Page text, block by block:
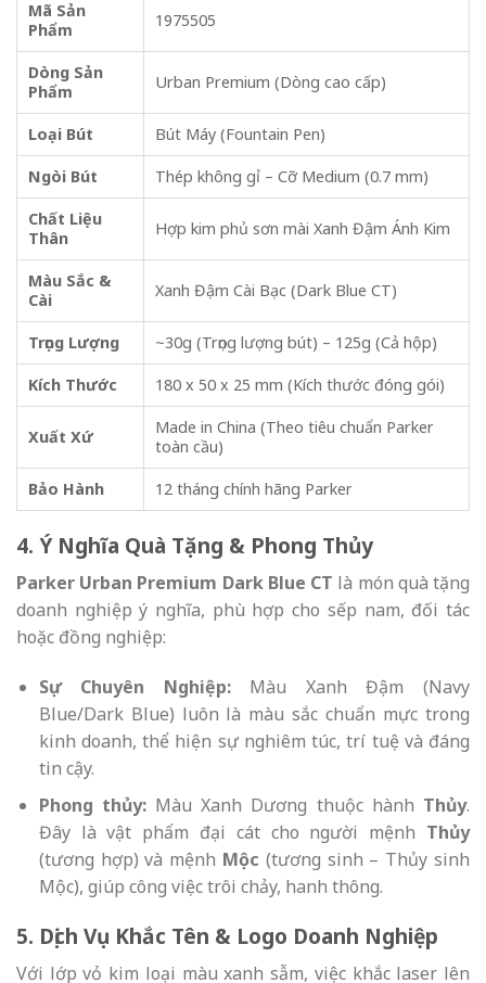
Mã Sản
Phẩm
1975505
Dòng Sản
Phẩm
Urban Premium (Dòng cao cấp)
Loại Bút Bút Máy (Fountain Pen)
Ngòi Bút Thép không gỉ – Cỡ Medium (0.7 mm)
Chất Liệu
Thân
Hợp kim phủ sơn mài Xanh Đậm Ánh Kim
Màu Sắc &
Cài
Xanh Đậm Cài Bạc (Dark Blue CT)
Trọng Lượng ~30g (Trọng lượng bút) – 125g (Cả hộp)
Kích Thước 180 x 50 x 25 mm (Kích thước đóng gói)
Xuất Xứ
Made in China (Theo tiêu chuẩn Parker
toàn cầu)
Bảo Hành 12 tháng chính hãng Parker
4. Ý Nghĩa Quà Tặng & Phong Thủy
Parker Urban Premium Dark Blue CT là món quà tặng
doanh nghiệp ý nghĩa, phù hợp cho sếp nam, đối tác
hoặc đồng nghiệp:
Sự Chuyên Nghiệp:Màu Xanh Đậm (Navy
Blue/Dark Blue) luôn là màu sắc chuẩn mực trong
kinh doanh, thể hiện sự nghiêm túc, trí tuệ và đáng
tin cậy.
Phong thủy:Màu Xanh Dương thuộc hành Thủy.
Đây là vật phẩm đại cát cho người mệnh Thủy
(tương hợp) và mệnh Mộc (tương sinh – Thủy sinh
Mộc), giúp công việc trôi chảy, hanh thông.
5. Dịch Vụ Khắc Tên & Logo Doanh Nghiệp
Với lớp vỏ kim loại màu xanh sẫm, việc khắc laser lên